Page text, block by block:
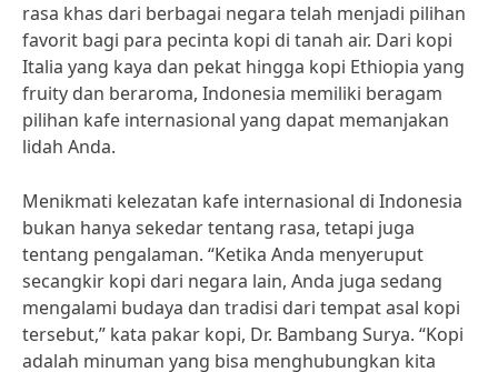
rasa khas dari berbagai negara telah menjadi pilihan
favorit bagi para pecinta kopi di tanah air. Dari kopi
Italia yang kaya dan pekat hingga kopi Ethiopia yang
fruity dan beraroma, Indonesia memiliki beragam
pilihan kafe internasional yang dapat memanjakan
lidah Anda.
Menikmati kelezatan kafe internasional di Indonesia
bukan hanya sekedar tentang rasa, tetapi juga
tentang pengalaman. “Ketika Anda menyeruput
secangkir kopi dari negara lain, Anda juga sedang
mengalami budaya dan tradisi dari tempat asal kopi
tersebut,” kata pakar kopi, Dr. Bambang Surya. “Kopi
adalah minuman yang bisa menghubungkan kita